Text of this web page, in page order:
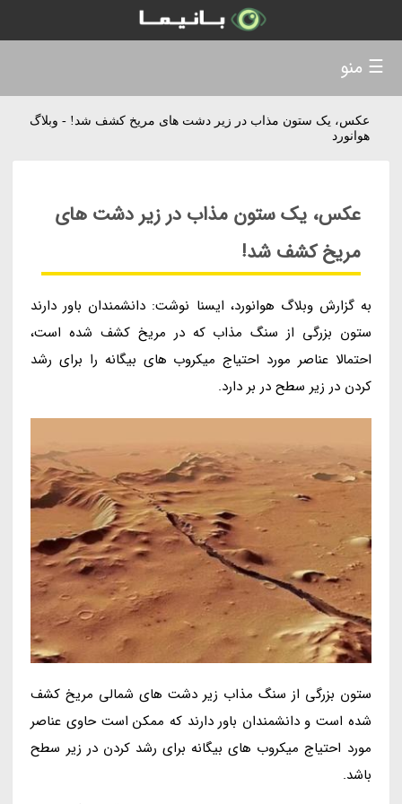
عکس، یک ستون مذاب در زیر دشت های مریخ کشف شد! - وبلاگ
هوانورد
عکس، یک ستون مذاب در زیر دشت های
مریخ کشف شد!
به گزارش وبلاگ هوانورد، ایسنا نوشت: دانشمندان باور دارند
ستون بزرگی از سنگ مذاب که در مریخ کشف شده است،
احتمالا عناصر مورد احتیاج میکروب های بیگانه را برای رشد
کردن در زیر سطح در بر دارد.
ستون بزرگی از سنگ مذاب زیر دشت های شمالی مریخ کشف
شده است و دانشمندان باور دارند که ممکن است حاوی عناصر
مورد احتیاج میکروب های بیگانه برای رشد کردن در زیر سطح
باشد.
☰ منو